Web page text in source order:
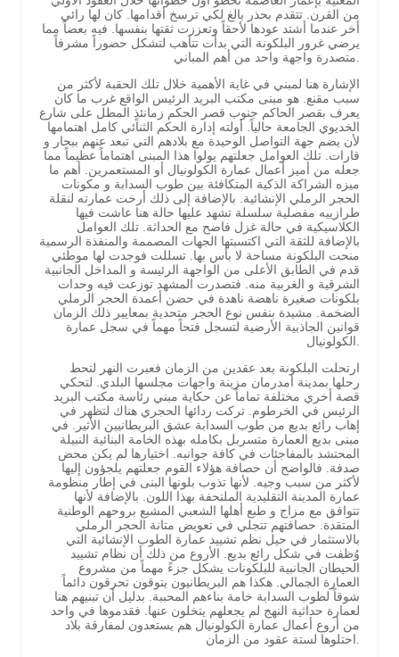
من القرن. تتقدم بحذر بالغ لكي ترسخ أقدامها. كان لها رائي
أخر عندما أشتد عودها لأحقاً وتعززت ثقتها بنفسها. فيه بعضاً مما
يرضي غرور البلكونة التي بدأت تتأهب لتشكل حضوراً مشرفاً
الإشارة هنا لمبني في غاية الأهمية خلال تلك الحقبة لأكثر من
سبب مقنع. هو مبنى مكتب البريد الرئيس الواقع غرب ما كان
يعرف بقصر الحاكم جنوب قصر الحكم زمانئذٍ المطل على شارع
الخديوي الجامعة حالياً. أولته إدارة الحكم الثنائي كامل اهتمامها
لأن يضم جهة التواصل الوحيدة مع بلادهم التي تبعد عنهم ببحار و
قارات. تلك العوامل جعلتهم يولوا هذا المبنى اهتماماً عظيماً مما
جعله من أميز أعمال عمارة الكولونيال أو المستعمرين. أهم ما
ميزه الشراكة الذكية المتكافئة بين طوب السدابة و مكونات
الحجر الرملي الإنشائية. بالإضافة إلى ذلك أرخت عمارته لنقلة
طرازييه مفصلية سلسلة تشهد عليها حالة هنا عاشت فيها
الكلاسيكية في حالة غزل فاضح مع الحداثة. تلك العوامل
بالإضافة للثقة التي اكتسبتها الجهات المصممة والمنفذة الرسمية
منحت البلكونة مساحة لا بأس بها. تسللت فوجدت لها موطئي
قدم في الطابق الأعلى من الواجهة الرئيسة و المداخل الجانبية
الشرقية و الغربية منه. فتصدرت المشهد توزعت فيه وحدات
بلكونات صغيرة ناهضة ناهدة في حضن أعمدة الحجر الرملي
الضخمة. مشيدة بنفس نوع الحجر متحدية بمعايير ذلك الزمان
قوانين الجاذبية الأرضية لتسجل فتحاً مهماً في سجل عمارة
ارتحلت البلكونة بعد عقدين من الزمان فعبرت النهر لتحط
رحلها بمدينة أمدرمان مزينة واجهات مجلسها البلدي. لتحكي
قصة أخري مختلفة تماماً عن حكاية مبني رئاسة مكتب البريد
الرئيس في الخرطوم. تركت ردائها الحجري هناك لتظهر في
إهاب رائع بديع من طوب السدابة عشق البريطانيين الأثير. في
مبنى بديع العمارة متسربل بكامله بهذه الخامة البنائية النبيلة
المحتشد بالمفاجئات في كافة جوانبه. اختيارها لم يكن محض
صدفة. فالواضح أن حصافة هؤلاء القوم جعلتهم يلجؤون إليها
لأكثر من سبب وجيه. لأنها تذوب بلونها البنى في إطار منظومة
عمارة المدينة التقليدية الملتحفة بهذا اللون. بالإضافة لأنها
تتوافق مع مزاج و طبع أهلها الشعبي المشبع بروحهم الوطنية
المتقدة. حصافتهم تتجلي في تعويض متانة الحجر الرملي
بالاستثمار في حيل نظم تشييد عمارة الطوب الإنشائية التي
وُظفت في شكل رائع بديع. الأروع من ذلك أن نظام تشييد
الحيطان الجانبية للبلكونات يشكل جزءً مهماً من مشروع
العمارة الجمالي. هكذا هم البريطانيون يتوقون تحرقون دائماً
شوقاً لطوب السدابة خامة بناءهم المحببة. بدليل أن تبنيهم هنا
لعمارة حداثية النهج لم يجعلهم يتخلون عنها. فقدموها في واحد
من أروع أعمال عمارة الكولونيال هم يستعدون لمفارقة بلاد